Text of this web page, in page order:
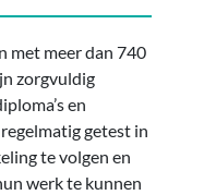
met meer dan 740
zorgvuldig
en
getest in
te volgen en
werk te kunnen